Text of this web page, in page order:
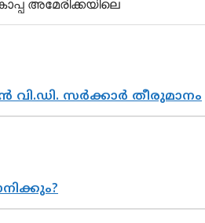
അമേരിക്കയിലെ
വി.ഡി. സർക്കാർ തീരുമാനം